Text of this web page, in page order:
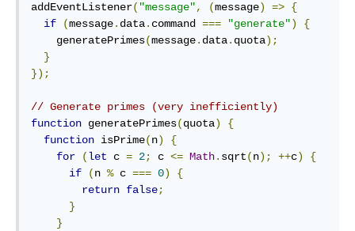
addEventListener( "message", (message) => {
if
(message. data. command === "generate")
{
    generatePrimes
(message. data. quota);
}
});
// Generate primes (very inefficiently)
function generatePrimes(quota)
{
function isPrime(n)
{
for
(let c = 2; c <= Math. sqrt(n); ++c)
{
if
(n % c === 0)
{
return false;
}
}